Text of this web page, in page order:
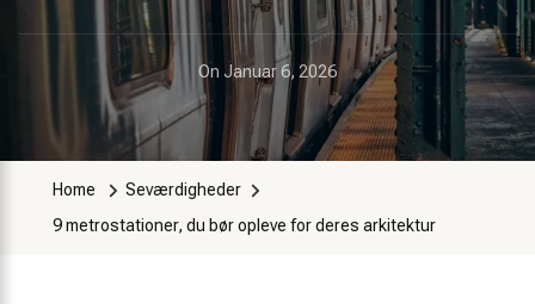
On Januar 6, 2026
Home
Seværdigheder
9 metrostationer, du bør opleve for deres arkitektur